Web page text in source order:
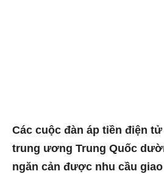
Các cuộc đàn áp tiền điện
trung ương Trung Quốc
ngăn cản được nhu cầu